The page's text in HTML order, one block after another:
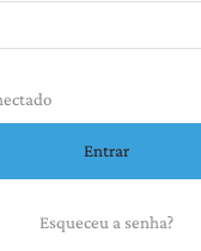
Esqueceu a senha?